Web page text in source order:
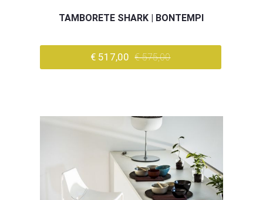
TAMBORETE SHARK | BONTEMPI
€ 517,00 € 575,00